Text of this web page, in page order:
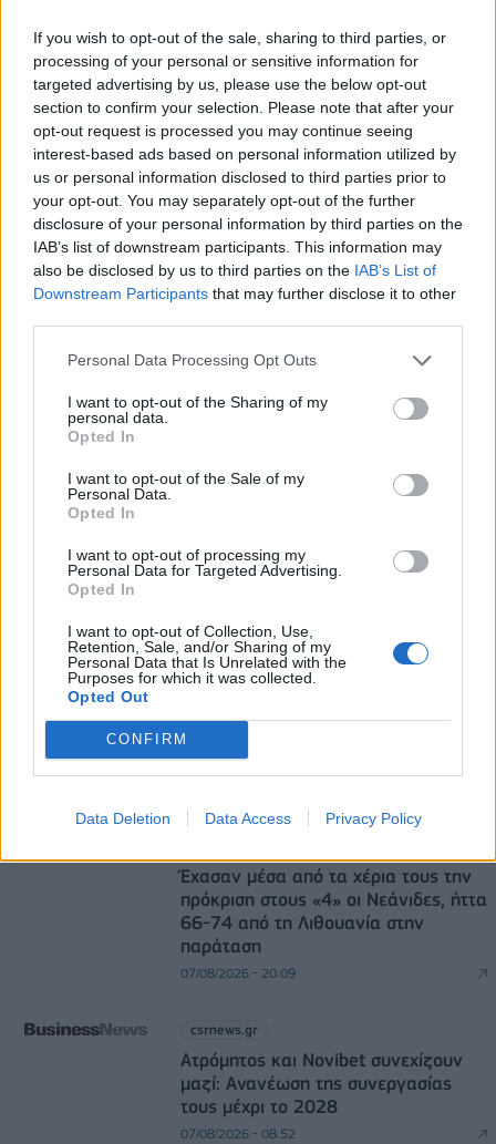
If you wish to opt-out of the sale, sharing to third parties, or
processing of your personal or sensitive information for
targeted advertising by us, please use the below opt-out
section to confirm your selection. Please note that after your
opt-out request is processed you may continue seeing
interest-based ads based on personal information utilized by
us or personal information disclosed to third parties prior to
your opt-out. You may separately opt-out of the further
disclosure of your personal information by third parties on the
IAB’s list of downstream participants. This information may
also be disclosed by us to third parties on the IAB’s List of
Downstream Participants that may further disclose it to other
Personal Data Processing Opt Outs
I want to opt-out of the Sharing of my
personal data.
Opted In
I want to opt-out of the Sale of my
Personal Data.
Opted In
I want to opt-out of processing my
Personal Data for Targeted Advertising.
Opted In
I want to opt-out of Collection, Use,
Retention, Sale, and/or Sharing of my
Personal Data that Is Unrelated with the
Purposes for which it was collected.
Opted Out
CONFIRM
Data Deletion Data Access Privacy Policy
Ατρόμητος και Novibet συνεχίζουν μαζί:
Ανανέωση της συνεργασίας τους μέχρι το 2028
07/08/2026 - 11:50 ΑΘΛΗΤΙΣΜΟΣ
Έρευνα ΕΟΤ: Η Ελλάδα στις κορυφαίες επιλογές
των Ευρωπαίων ταξιδιωτών
07/08/2026 - 10:56 ΤΟΥΡΙΣΜΟΣ
Χρηματιστήριο: Στις 2.618,95 μονάδες ο Γενικός
Δείκτης Τιμών, με άνοδο 0,40%
ΟΙΚΟΝΟΜΙΑ
Υψηλός κίνδυνος πυρκαγιάς σήμερα σε Αττική,
Κρήτη, Πελοπόννησο, Εύβοια και νησιά του Αιγαίου
07/08/2026 - 08:30 ΕΛΛΑΔΑ
Χρηματιστήριο: Στις 2.606,72 μονάδες ο Γενικός
Δείκτης Τιμών, με οριακή πτώση 0,07%
07/08/2026 - 11:38 ΟΙΚΟΝΟΜΙΑ
DIRECTION BUSINESS NETWORK
Μασλαρινός: «Χάσαμε το μυαλό μας»
Έχασαν μέσα από τα χέρια τους την
πρόκριση στους «4» οι Νεάνιδες, ήττα
66-74 από τη Λιθουανία στην
παράταση
07/08/2026 - 20:09
csrnews.gr
Ατρόμητος και Novibet συνεχίζουν
μαζί: Ανανέωση της συνεργασίας
τους μέχρι το 2028
07/08/2026 - 08:52